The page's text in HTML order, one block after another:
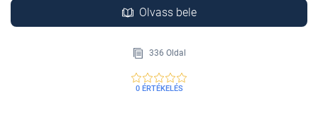
Olvass bele
336 Oldal
0 ÉRTÉKELÉS